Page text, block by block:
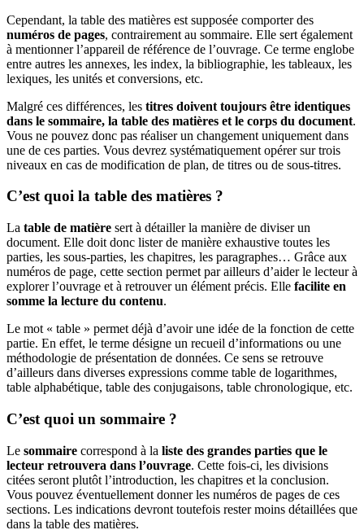
Cependant, la table des matières est supposée comporter des
numéros de pages, contrairement au sommaire. Elle sert également
à mentionner l’appareil de référence de l’ouvrage. Ce terme englobe
entre autres les annexes, les index, la bibliographie, les tableaux, les
lexiques, les unités et conversions, etc.
Malgré ces différences, les titres doivent toujours être identiques
dans le sommaire, la table des matières et le corps du document.
Vous ne pouvez donc pas réaliser un changement uniquement dans
une de ces parties. Vous devrez systématiquement opérer sur trois
niveaux en cas de modification de plan, de titres ou de sous-titres.
C’est quoi la table des matières ?
La table de matière sert à détailler la manière de diviser un
document. Elle doit donc lister de manière exhaustive toutes les
parties, les sous-parties, les chapitres, les paragraphes… Grâce aux
numéros de page, cette section permet par ailleurs d’aider le lecteur à
explorer l’ouvrage et à retrouver un élément précis. Elle facilite en
somme la lecture du contenu.
Le mot « table » permet déjà d’avoir une idée de la fonction de cette
partie. En effet, le terme désigne un recueil d’informations ou une
méthodologie de présentation de données. Ce sens se retrouve
d’ailleurs dans diverses expressions comme table de logarithmes,
table alphabétique, table des conjugaisons, table chronologique, etc.
C’est quoi un sommaire ?
Le sommaire correspond à la liste des grandes parties que le
lecteur retrouvera dans l’ouvrage. Cette fois-ci, les divisions
citées seront plutôt l’introduction, les chapitres et la conclusion.
Vous pouvez éventuellement donner les numéros de pages de ces
sections. Les indications devront toutefois rester moins détaillées que
dans la table des matières.